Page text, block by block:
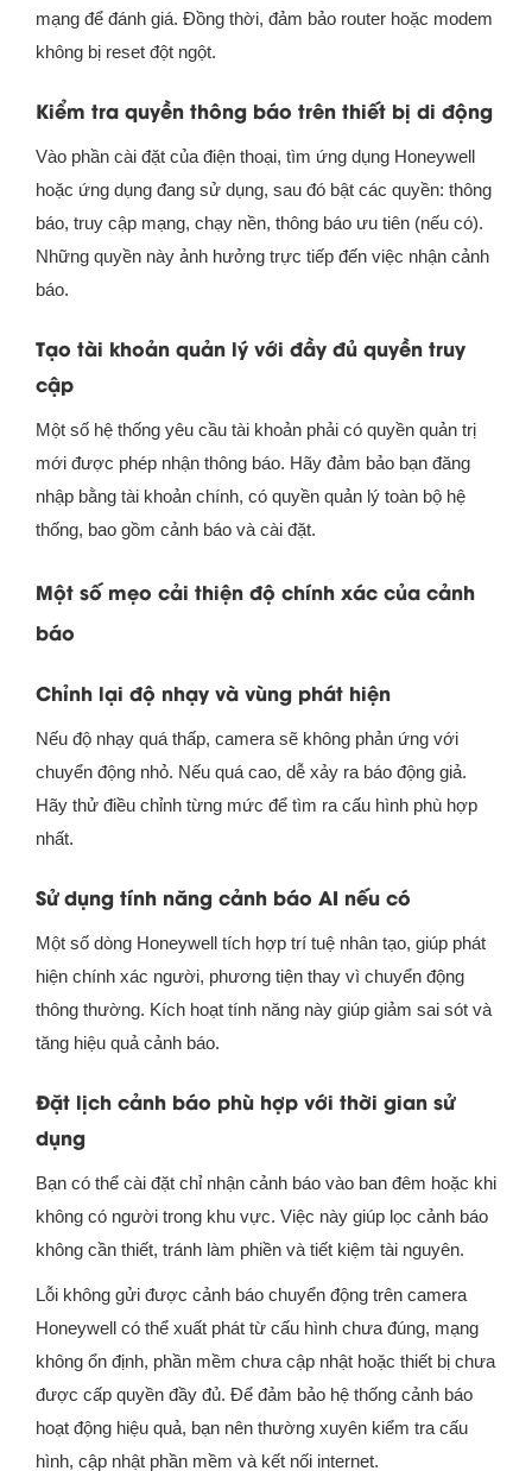
mạng để đánh giá. Đồng thời, đảm bảo router hoặc modem
không bị reset đột ngột.
Kiểm tra quyền thông báo trên thiết bị di động
Vào phần cài đặt của điện thoại, tìm ứng dụng Honeywell
hoặc ứng dụng đang sử dụng, sau đó bật các quyền: thông
báo, truy cập mạng, chạy nền, thông báo ưu tiên (nếu có).
Những quyền này ảnh hưởng trực tiếp đến việc nhận cảnh
báo.
Tạo tài khoản quản lý với đầy đủ quyền truy
cập
Một số hệ thống yêu cầu tài khoản phải có quyền quản trị
mới được phép nhận thông báo. Hãy đảm bảo bạn đăng
nhập bằng tài khoản chính, có quyền quản lý toàn bộ hệ
thống, bao gồm cảnh báo và cài đặt.
Một số mẹo cải thiện độ chính xác của cảnh
báo
Chỉnh lại độ nhạy và vùng phát hiện
Nếu độ nhạy quá thấp, camera sẽ không phản ứng với
chuyển động nhỏ. Nếu quá cao, dễ xảy ra báo động giả.
Hãy thử điều chỉnh từng mức để tìm ra cấu hình phù hợp
nhất.
Sử dụng tính năng cảnh báo AI nếu có
Một số dòng Honeywell tích hợp trí tuệ nhân tạo, giúp phát
hiện chính xác người, phương tiện thay vì chuyển động
thông thường. Kích hoạt tính năng này giúp giảm sai sót và
tăng hiệu quả cảnh báo.
Đặt lịch cảnh báo phù hợp với thời gian sử
dụng
Bạn có thể cài đặt chỉ nhận cảnh báo vào ban đêm hoặc khi
không có người trong khu vực. Việc này giúp lọc cảnh báo
không cần thiết, tránh làm phiền và tiết kiệm tài nguyên.
Lỗi không gửi được cảnh báo chuyển động trên camera
Honeywell có thể xuất phát từ cấu hình chưa đúng, mạng
không ổn định, phần mềm chưa cập nhật hoặc thiết bị chưa
được cấp quyền đầy đủ. Để đảm bảo hệ thống cảnh báo
hoạt động hiệu quả, bạn nên thường xuyên kiểm tra cấu
hình, cập nhật phần mềm và kết nối internet.